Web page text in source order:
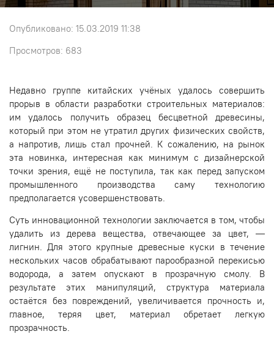
Опубликовано: 15.03.2019 11:38
Просмотров: 683
Недавно группе китайских учёных удалось совершить
прорыв в области разработки строительных материалов:
им удалось получить образец бесцветной древесины,
который при этом не утратил других физических свойств,
а напротив, лишь стал прочней. К сожалению, на рынок
эта новинка, интересная как минимум с дизайнерской
точки зрения, ещё не поступила, так как перед запуском
промышленного производства саму технологию
предполагается усовершенствовать.
Суть инновационной технологии заключается в том, чтобы
удалить из дерева вещества, отвечающее за цвет, —
лигнин. Для этого крупные древесные куски в течение
нескольких часов обрабатывают парообразной перекисью
водорода, а затем опускают в прозрачную смолу. В
результате этих манипуляций, структура материала
остаётся без повреждений, увеличивается прочность и,
главное, теряя цвет, материал обретает легкую
прозрачность.